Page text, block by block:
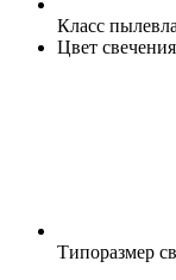
Класс
Цвет свечения
Типоразмер